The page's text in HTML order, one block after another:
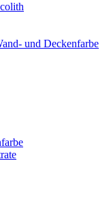
und Deckenfarbe